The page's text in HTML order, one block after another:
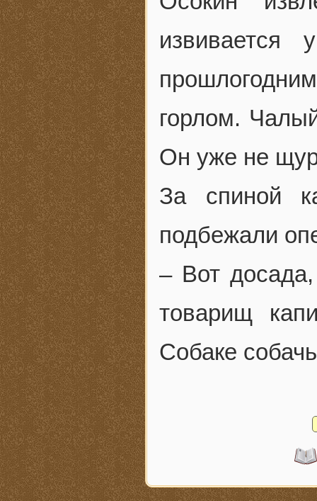
горлом.
Он уже не
За спиной
подбежали
– Вот
товарищ
Собаке